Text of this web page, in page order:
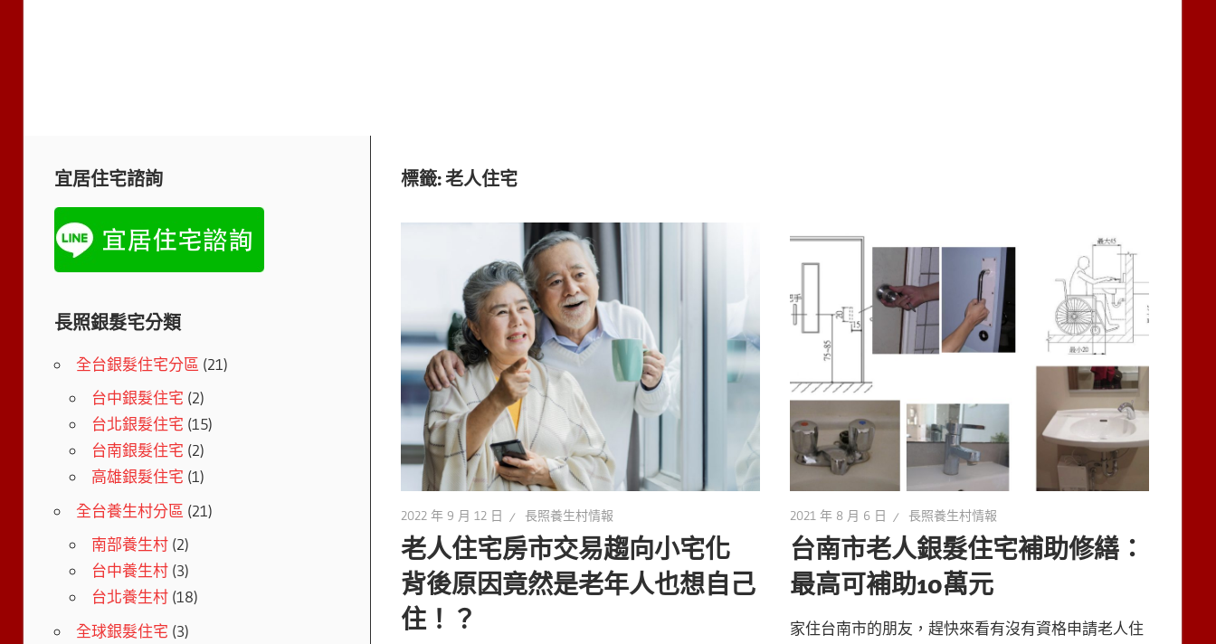
標籤:老人住宅
2022 年 9 月 12 日 長照養生村情報
老人住宅房市交易趨向小宅化
背後原因竟然是老年人也想自己
住！？
2021 年 8 月 6 日 長照養生村情報
台南市老人銀髮住宅補助修繕：
最高可補助10萬元
家住台南市的朋友，趕快來看有沒有資格申請老人住
宜居住宅諮詢
長照銀髮宅分類
全台銀髮住宅分區 (21)
台中銀髮住宅 (2)
台北銀髮住宅 (15)
台南銀髮住宅 (2)
高雄銀髮住宅 (1)
全台養生村分區 (21)
南部養生村(2)
台中養生村(3)
台北養生村(18)
全球銀髮住宅 (3)